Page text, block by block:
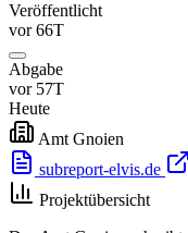
Veröffentlicht
vor 66T
Abgabe
vor 57T
Heute
Amt Gnoien
subreport-elvis.de
Projektübersicht